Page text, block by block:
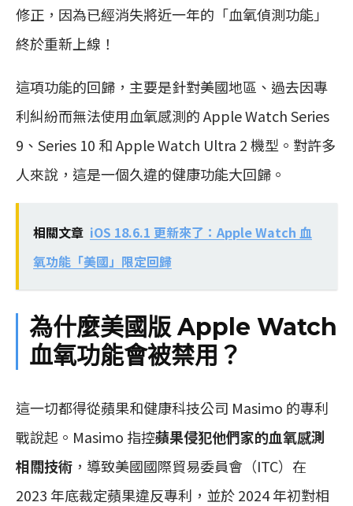
修正，因為已經消失將近一年的「血氧偵測功能」
終於重新上線！
這項功能的回歸，主要是針對美國地區、過去因專
利糾紛而無法使用血氧感測的 Apple Watch Series
9、Series 10 和 Apple Watch Ultra 2 機型。對許多
人來說，這是一個久違的健康功能大回歸。
相關文章 iOS 18.6.1 更新來了：Apple Watch 血
氧功能「美國」限定回歸
為什麼美國版 Apple Watch
血氧功能會被禁用？
這一切都得從蘋果和健康科技公司 Masimo 的專利
戰說起。Masimo 指控蘋果侵犯他們家的血氧感測
相關技術 ，導致美國國際貿易委員會（ITC）在
2023 年底裁定蘋果違反專利，並於 2024 年初對相